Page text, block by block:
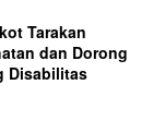
Tarakan
dan Dorong
Disabilitas